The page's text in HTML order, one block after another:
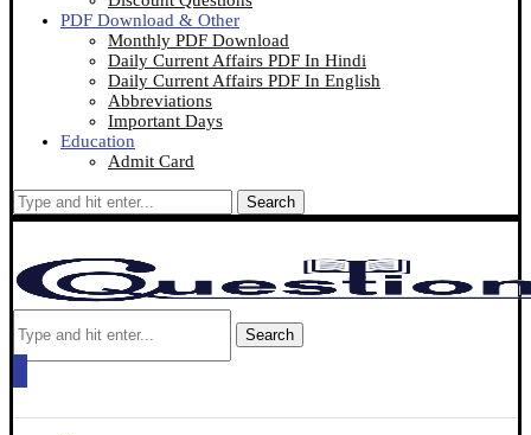
PDF Download & Other
Monthly PDF Download
Daily Current Affairs PDF In Hindi
Daily Current Affairs PDF In English
Abbreviations
Important Days
Education
Admit Card
Search
Search